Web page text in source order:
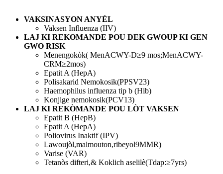
VAKSINASYON ANYЀL
Vaksen Influenza (IIV)
LAJ KI REKOMANDE POU DEK GWOUP KI GEN
GWO RISK
Menengokòk( MenACWY-D≥9 mos;MenACWY-
CRM≥2mos)
Epatit A (HepA)
Polisakarid Nemokosik(PPSV23)
Haemophilus influenza tip b (Hib)
Konjige nemokosik(PCV13)
LAJ KI REKÒMANDE POU LÒT VAKSEN
Epatit B (HepB)
Epatit A (HepA)
Poliovirus Inaktif (IPV)
Lawoujòl,malmouton,ribeyol9MMR)
Varise (VAR)
Tetanòs difteri,& Koklich aselilè(Tdap:≥7yrs)